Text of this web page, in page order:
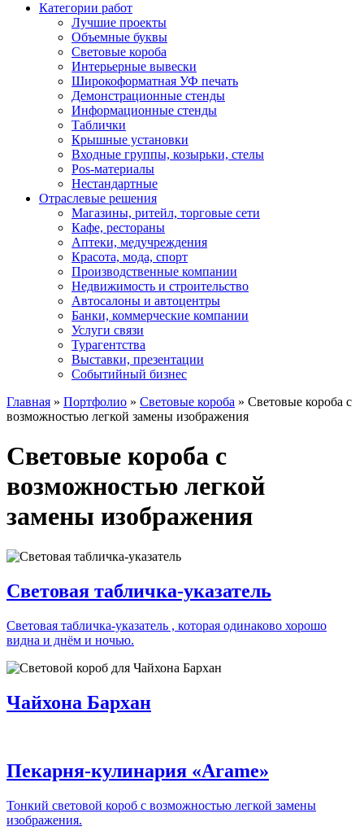
Категории работ
Лучшие проекты
Объемные буквы
Световые короба
Интерьерные вывески
Широкоформатная УФ печать
Демонстрационные стенды
Информационные стенды
Таблички
Крышные установки
Входные группы, козырьки, стелы
Pos-материалы
Нестандартные
Отраслевые решения
Магазины, ритейл, торговые сети
Кафе, рестораны
Аптеки, медучреждения
Красота, мода, спорт
Производственные компании
Недвижимость и строительство
Автосалоны и автоцентры
Банки, коммерческие компании
Услуги связи
Турагентства
Выставки, презентации
Событийный бизнес
Главная » Портфолио » Световые короба » Световые короба с
возможностью легкой замены изображения
Световые короба с
возможностью легкой
замены изображения
Световая табличка-указатель
Световая табличка-указатель , которая одинаково хорошо
видна и днём и ночью.
Чайхона Бархан
Пекарня-кулинария «Arame»
Тонкий световой короб с возможностью легкой замены
изображения.